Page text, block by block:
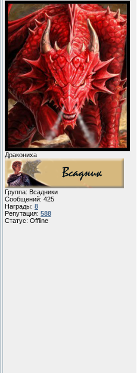
Дракониха
Группа: Всадники
Сообщений: 425
Награды: 8
Репутация: 588
Статус: Offline